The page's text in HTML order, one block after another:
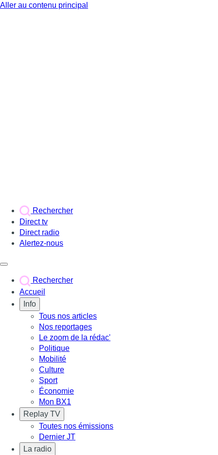
Aller au contenu principal
Rechercher
Direct tv
Direct radio
Alertez-nous
Rechercher
Accueil
Info
Tous nos articles
Nos reportages
Le zoom de la rédac'
Politique
Mobilité
Culture
Sport
Économie
Mon BX1
Replay TV
Toutes nos émissions
Dernier JT
La radio